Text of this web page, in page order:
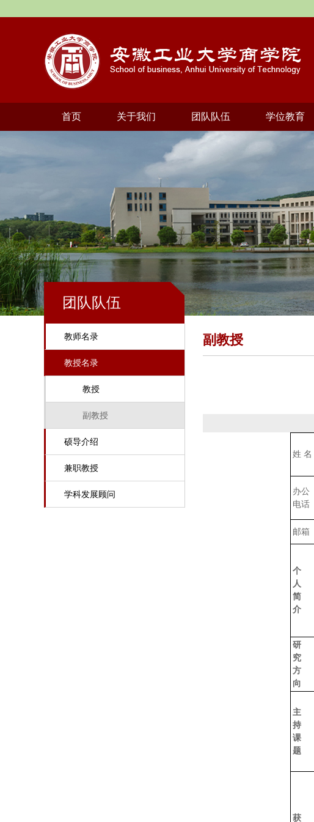
首页 关于我们 团队队伍 学位教育
团队队伍
教师名录
教授名录
教授
副教授
硕导介绍
兼职教授
学科发展顾问
副教授
姓 名
办公
电话
邮箱
个
人
简
介
研
究
方
向
主
持
课
题
获